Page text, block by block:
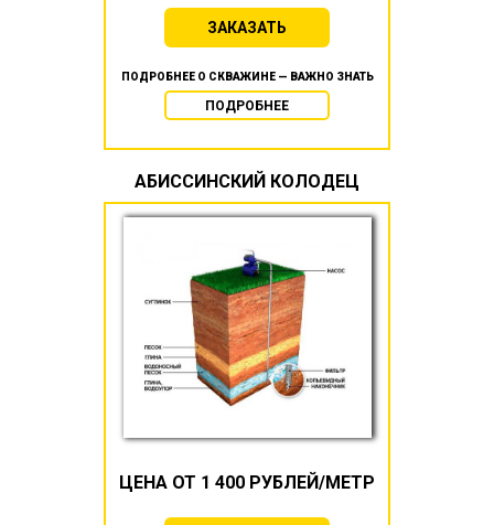
ЗАКАЗАТЬ
ПОДРОБНЕЕ О СКВАЖИНЕ — ВАЖНО ЗНАТЬ
ПОДРОБНЕЕ
АБИССИНСКИЙ КОЛОДЕЦ
ЦЕНА ОТ 1 400 РУБЛЕЙ/МЕТР